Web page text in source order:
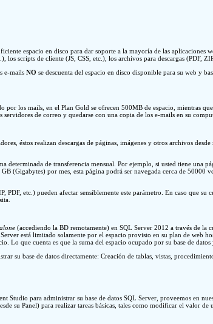
espacio en disco para dar soporte a la mayoría de las
scripts de cliente (JS, CSS, etc.), los archivos para descargas (PDF,
e-mails NO se descuenta del espacio en disco disponible para su web y
por los mails, en el Plan Gold se ofrecen 500MB de espacio, mientras
de correo y quedarse con una copia de los e-mails en su
éstos realizan descargas de páginas, imágenes y otros archivos
determinada de transferencia mensual. Por ejemplo, si usted tiene
(Gigabytes) por mes, esta página podrá ser navegada cerca de
PDF, etc.) pueden afectar sensiblemente este parámetro. En caso que
(accediendo la BD remotamente) en SQL Server 2012 a través de la
está limitado solamente por el espacio provisto en su plan de
Lo que cuenta es que la suma del espacio ocupado por su base de
su base de datos directamente: Creación de tablas, vistas,
Studio para administrar su base de datos SQL Server, proveemos en
su Panel) para realizar tareas básicas, tales como modificar el valor